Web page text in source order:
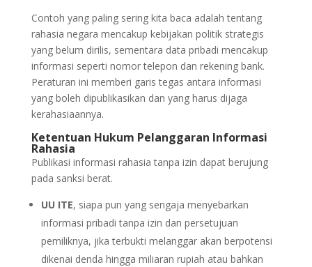
Contoh yang paling sering kita baca adalah tentang
rahasia negara mencakup kebijakan politik strategis
yang belum dirilis, sementara data pribadi mencakup
informasi seperti nomor telepon dan rekening bank.
Peraturan ini memberi garis tegas antara informasi
yang boleh dipublikasikan dan yang harus dijaga
kerahasiaannya.
Ketentuan Hukum Pelanggaran Informasi
Rahasia
Publikasi informasi rahasia tanpa izin dapat berujung
pada sanksi berat.
UU ITE, siapa pun yang sengaja menyebarkan
informasi pribadi tanpa izin dan persetujuan
pemiliknya, jika terbukti melanggar akan berpotensi
dikenai denda hingga miliaran rupiah atau bahkan